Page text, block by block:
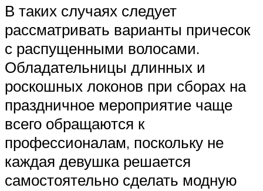
В таких случаях следует
рассматривать варианты причесок
с распущенными волосами.
Обладательницы длинных и
роскошных локонов при сборах на
праздничное мероприятие чаще
всего обращаются к
профессионалам, поскольку не
каждая девушка решается
самостоятельно сделать модную